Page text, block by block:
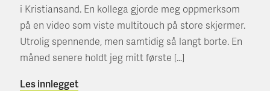
i Kristiansand. En kollega gjorde meg oppmerksom
på en video som viste multitouch på store skjermer.
Utrolig spennende, men samtidig så langt borte. En
måned senere holdt jeg mitt første […]
Les innlegget